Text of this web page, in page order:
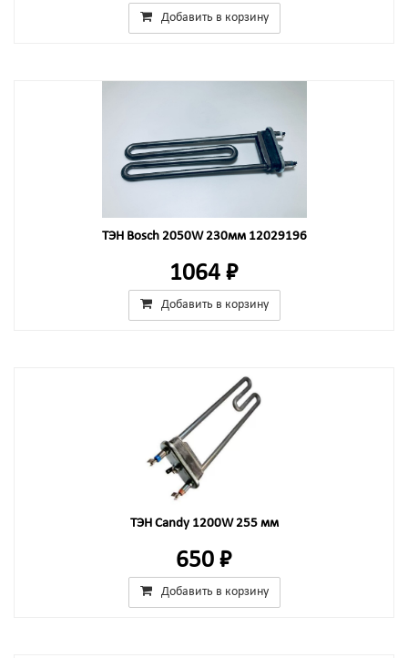
Добавить в корзину
ТЭН Bosch 2050W 230мм 12029196
1064 ₽
Добавить в корзину
ТЭН Candy 1200W 255 мм
650 ₽
Добавить в корзину